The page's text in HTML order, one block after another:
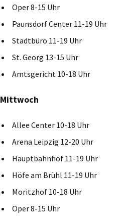
Oper 8-15 Uhr
Paunsdorf Center 11-19 Uhr
Stadtbüro 11-19 Uhr
St. Georg 13-15 Uhr
Amtsgericht 10-18 Uhr
Mittwoch
Allee Center 10-18 Uhr
Arena Leipzig 12-20 Uhr
Hauptbahnhof 11-19 Uhr
Höfe am Brühl 11-19 Uhr
Moritzhof 10-18 Uhr
Oper 8-15 Uhr